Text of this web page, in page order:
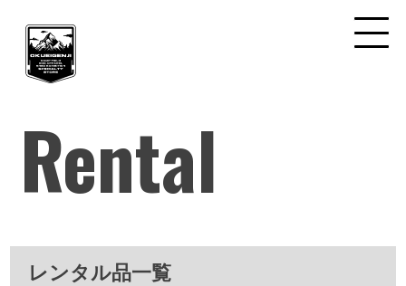
Rental
レンタル品一覧